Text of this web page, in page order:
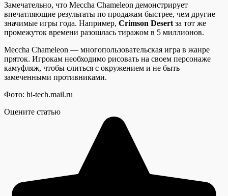
Замечательно, что Meccha Chameleon демонстрирует
впечатляющие результаты по продажам быстрее, чем другие
значимые игры года. Например, Crimson Desert за тот же
промежуток времени разошлась тиражом в 5 миллионов.
Meccha Chameleon — многопользовательская игра в жанре
пряток. Игрокам необходимо рисовать на своем персонаже
камуфляж, чтобы слиться с окружением и не быть
замеченными противниками.
Фото: hi-tech.mail.ru
Оцените статью